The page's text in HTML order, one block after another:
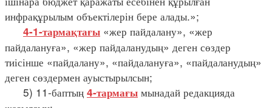
инфрақұрылым объектілерін бере алады.»;
4-1-тармақтағы «жер пайдалану», «жер
пайдалануға», «жер пайдаланудың» деген сөздер
тиісінше «пайдалану», «пайдалануға», «пайдаланудың»
деген сөздермен ауыстырылсын;
5) 11-баптың 4-тармағы мынадай редакцияда